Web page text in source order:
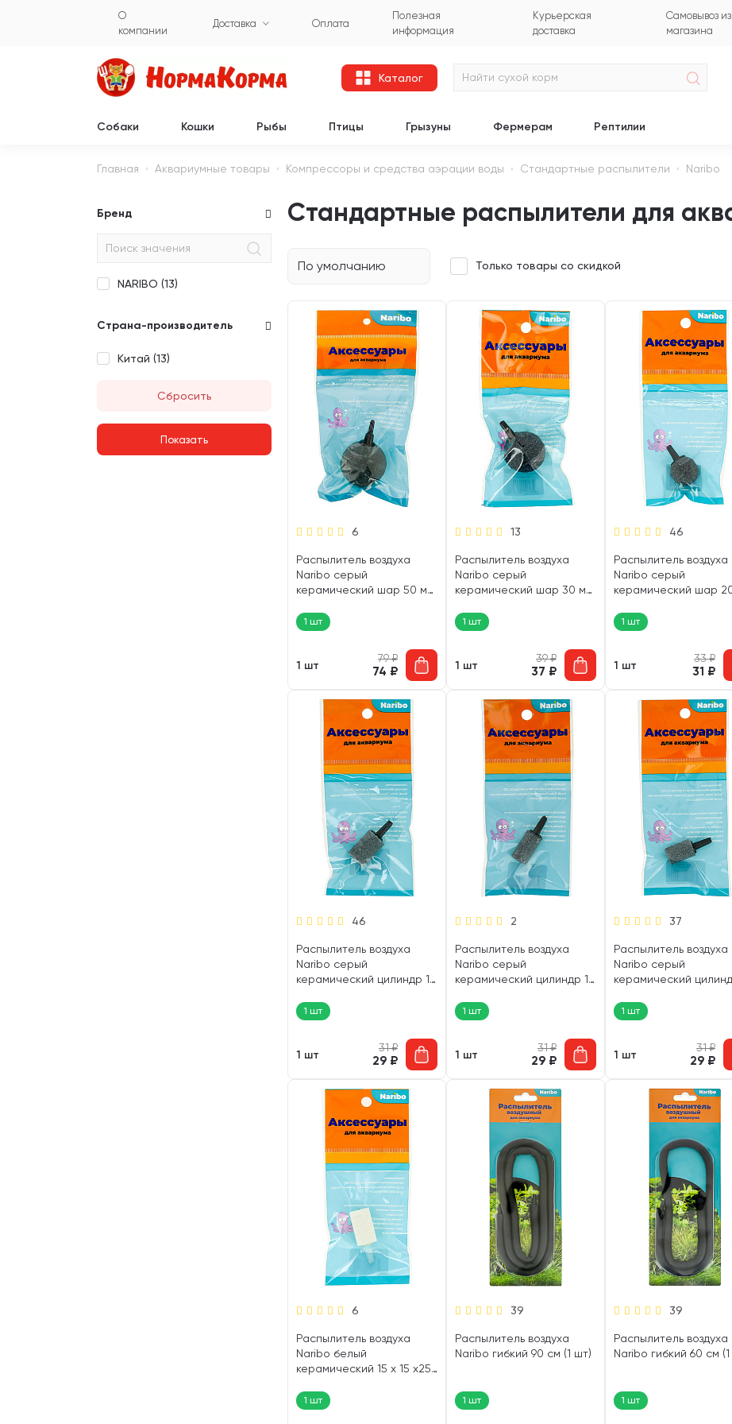
О
компании
Доставка Оплата
Полезная
информация
Курьерская
доставка
Самовывоз из
магазина
Каталог
Собаки Кошки Рыбы Птицы Грызуны Фермерам Рептилии
Главная Аквариумные товары Компрессоры и средства аэрации воды Стандартные распылители Naribo
Бренд
NARIBO (13)
Страна-производитель
Китай (13)
Сбросить
Стандартные распылители для
По умолчанию Только товары со скидкой
6
Распылитель воздуха
Naribo серый
керамический шар 50 мм
1 шт
1 шт
79₽
74 ₽
13
Распылитель воздуха
Naribo серый
керамический шар 30 мм
1 шт
1 шт
39₽
37 ₽
46
Распылитель воздуха
Naribo серый
керамический шар
1 шт
1 шт
33₽
31 ₽
46
Распылитель воздуха
Naribo серый
керамический цилиндр 15
1 шт
1 шт
31₽
29 ₽
2
Распылитель воздуха
Naribo серый
керамический цилиндр 13
1 шт
1 шт
31₽
29 ₽
37
Распылитель воздуха
Naribo серый
керамический
1 шт
1 шт
31₽
29 ₽
6
Распылитель воздуха
Naribo белый
керамический 15 х 15 х25
1 шт
39
Распылитель воздуха
Naribo гибкий 90 см (1 шт)
1 шт
39
Распылитель воздуха
Naribo гибкий 60 см
1 шт